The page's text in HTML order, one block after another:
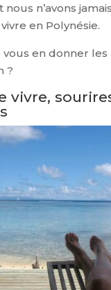
nous n’avons
en Polynésie.
en donner les
?
vivre,